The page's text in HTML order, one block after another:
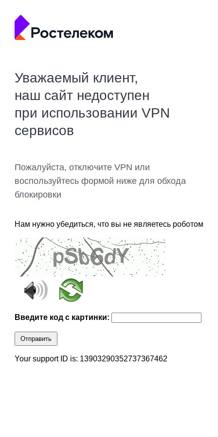
Уважаемый клиент,
наш сайт недоступен
при использовании VPN
сервисов
Пожалуйста, отключите VPN или
воспользуйтесь формой ниже для обхода
блокировки
Нам нужно убедиться, что вы не являетесь роботом
Введите код с картинки:
Отправить
Your support ID is: 13903290352737367462